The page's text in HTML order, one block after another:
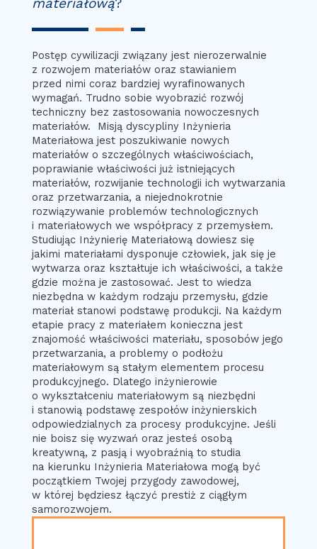
Postęp cywilizacji związany jest nierozerwalnie
z rozwojem materiałów oraz stawianiem
przed nimi coraz bardziej wyrafinowanych
wymagań. Trudno sobie wyobrazić rozwój
techniczny bez zastosowania nowoczesnych
materiałów. Misją dyscypliny Inżynieria
Materiałowa jest poszukiwanie nowych
materiałów o szczególnych właściwościach,
poprawianie właściwości już istniejących
materiałów, rozwijanie technologii ich wytwarzania
oraz przetwarzania, a niejednokrotnie
rozwiązywanie problemów technologicznych
i materiałowych we współpracy z przemysłem.
Studiując Inżynierię Materiałową dowiesz się
jakimi materiałami dysponuje człowiek, jak się je
wytwarza oraz kształtuje ich właściwości, a także
gdzie można je zastosować. Jest to wiedza
niezbędna w każdym rodzaju przemysłu, gdzie
materiał stanowi podstawę produkcji. Na każdym
etapie pracy z materiałem konieczna jest
znajomość właściwości materiału, sposobów jego
przetwarzania, a problemy o podłożu
materiałowym są stałym elementem procesu
produkcyjnego. Dlatego inżynierowie
o wykształceniu materiałowym są niezbędni
i stanowią podstawę zespołów inżynierskich
odpowiedzialnych za procesy produkcyjne. Jeśli
nie boisz się wyzwań oraz jesteś osobą
kreatywną, z pasją i wyobraźnią to studia
na kierunku Inżynieria Materiałowa mogą być
początkiem Twojej przygody zawodowej,
w której będziesz łączyć prestiż z ciągłym
samorozwojem.